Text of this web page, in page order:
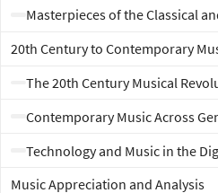
5.Aprendizaje Interactivo:
discusiones, escucha
incluso prueba tu habilidad en
mientras avanzas por cada
Masterpieces of the Classical
20th Century to Contemporary
The 20th Century Musical
Contemporary Music Across
Technology and Music in the
Music Appreciation and Analysis